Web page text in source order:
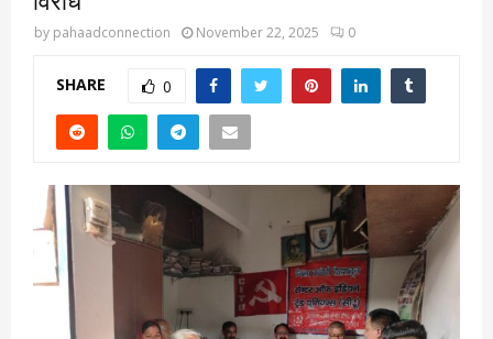
by pahaadconnection November 22, 2025 0
SHARE 0